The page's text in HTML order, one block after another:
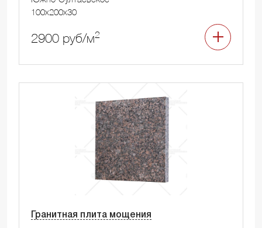
100x200x30
2900 руб/м2
Гранитная плита мощения